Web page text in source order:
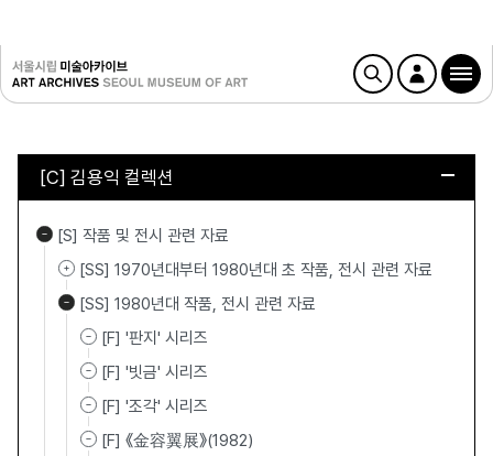
[C] 김용익 컬렉션
[S] 작품 및 전시 관련 자료
[SS] 1970년대부터 1980년대 초 작품, 전시 관련 자료
[SS] 1980년대 작품, 전시 관련 자료
[F] '판지' 시리즈
[F] '빗금' 시리즈
[F] '조각' 시리즈
[F] 《金容翼展》(1982)